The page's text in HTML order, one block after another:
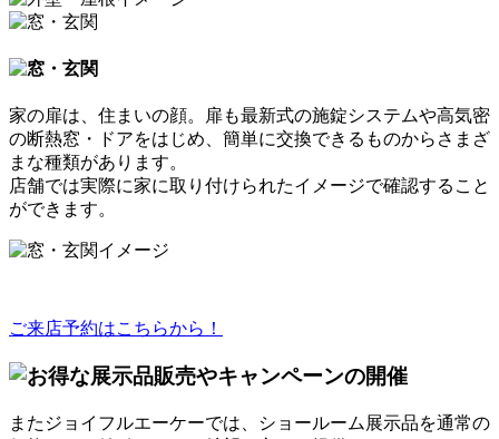
家の扉は、住まいの顔。扉も最新式の施錠システムや高気密
の断熱窓・ドアをはじめ、簡単に交換できるものからさまざ
まな種類があります。
店舗では実際に家に取り付けられたイメージで確認すること
ができます。
ご来店予約はこちらから！
またジョイフルエーケーでは、ショールーム展示品を通常の